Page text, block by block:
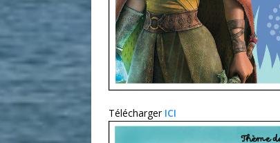
Télécharger ICI